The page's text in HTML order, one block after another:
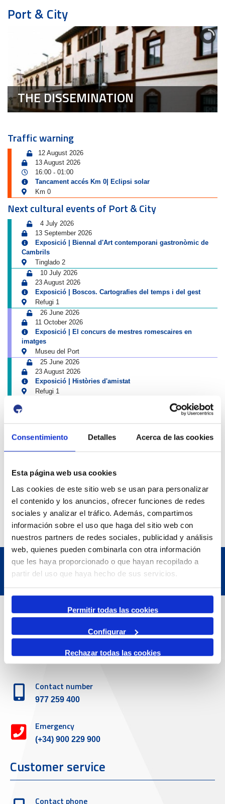
Consentimiento Detalles Acerca de las cookies
Esta página web usa cookies
Las cookies de este sitio web se usan para personalizar
el contenido y los anuncios, ofrecer funciones de redes
sociales y analizar el tráfico. Además, compartimos
información sobre el uso que haga del sitio web con
nuestros partners de redes sociales, publicidad y análisis
web, quienes pueden combinarla con otra información
que les haya proporcionado o que hayan recopilado a
partir del uso que haya hecho de sus servicios.
Permitir todas las cookies
Configurar
Rechazar todas las cookies
Port & City
THE DISSEMINATION
Traffic warning
12 August 2026
13 August 2026
16:00 - 01:00
Tancament accés Km 0| Eclipsi solar
Km 0
Next cultural events of Port & City
4 July 2026
13 September 2026
Exposició | Biennal d'Art contemporani gastronòmic de
Cambrils
Tinglado 2
10 July 2026
23 August 2026
Exposició | Boscos. Cartografies del temps i del gest
Refugi 1
26 June 2026
11 October 2026
Exposició | El concurs de mestres romescaires en
imatges
Museu del Port
25 June 2026
23 August 2026
Exposició | Històries d'amistat
Refugi 1
25 June 2026
23 August 2026
Refugi 1
7 October 2026
Inscripcions a PortAutors/es 2026
El Teatret
Contact
Contact number
977 259 400
Emergency
(+34) 900 229 900
Customer service
Contact phone